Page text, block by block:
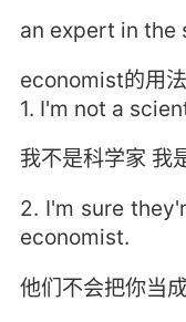
an expert in the
economist的用法
1. I'm not a
我不是科学家 我
2. I'm sure
economist.
他们不会把你当